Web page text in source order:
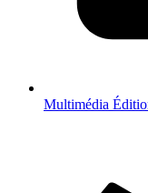
Multimédia